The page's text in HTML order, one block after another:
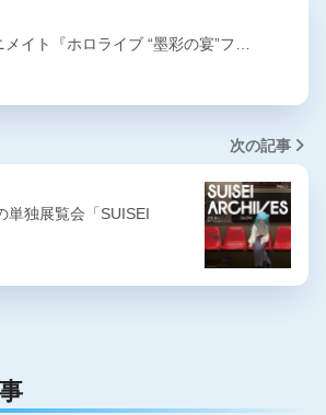
メイト『ホロライブ “墨彩の宴”フ…
次の記事
単独展覧会「SUISEI